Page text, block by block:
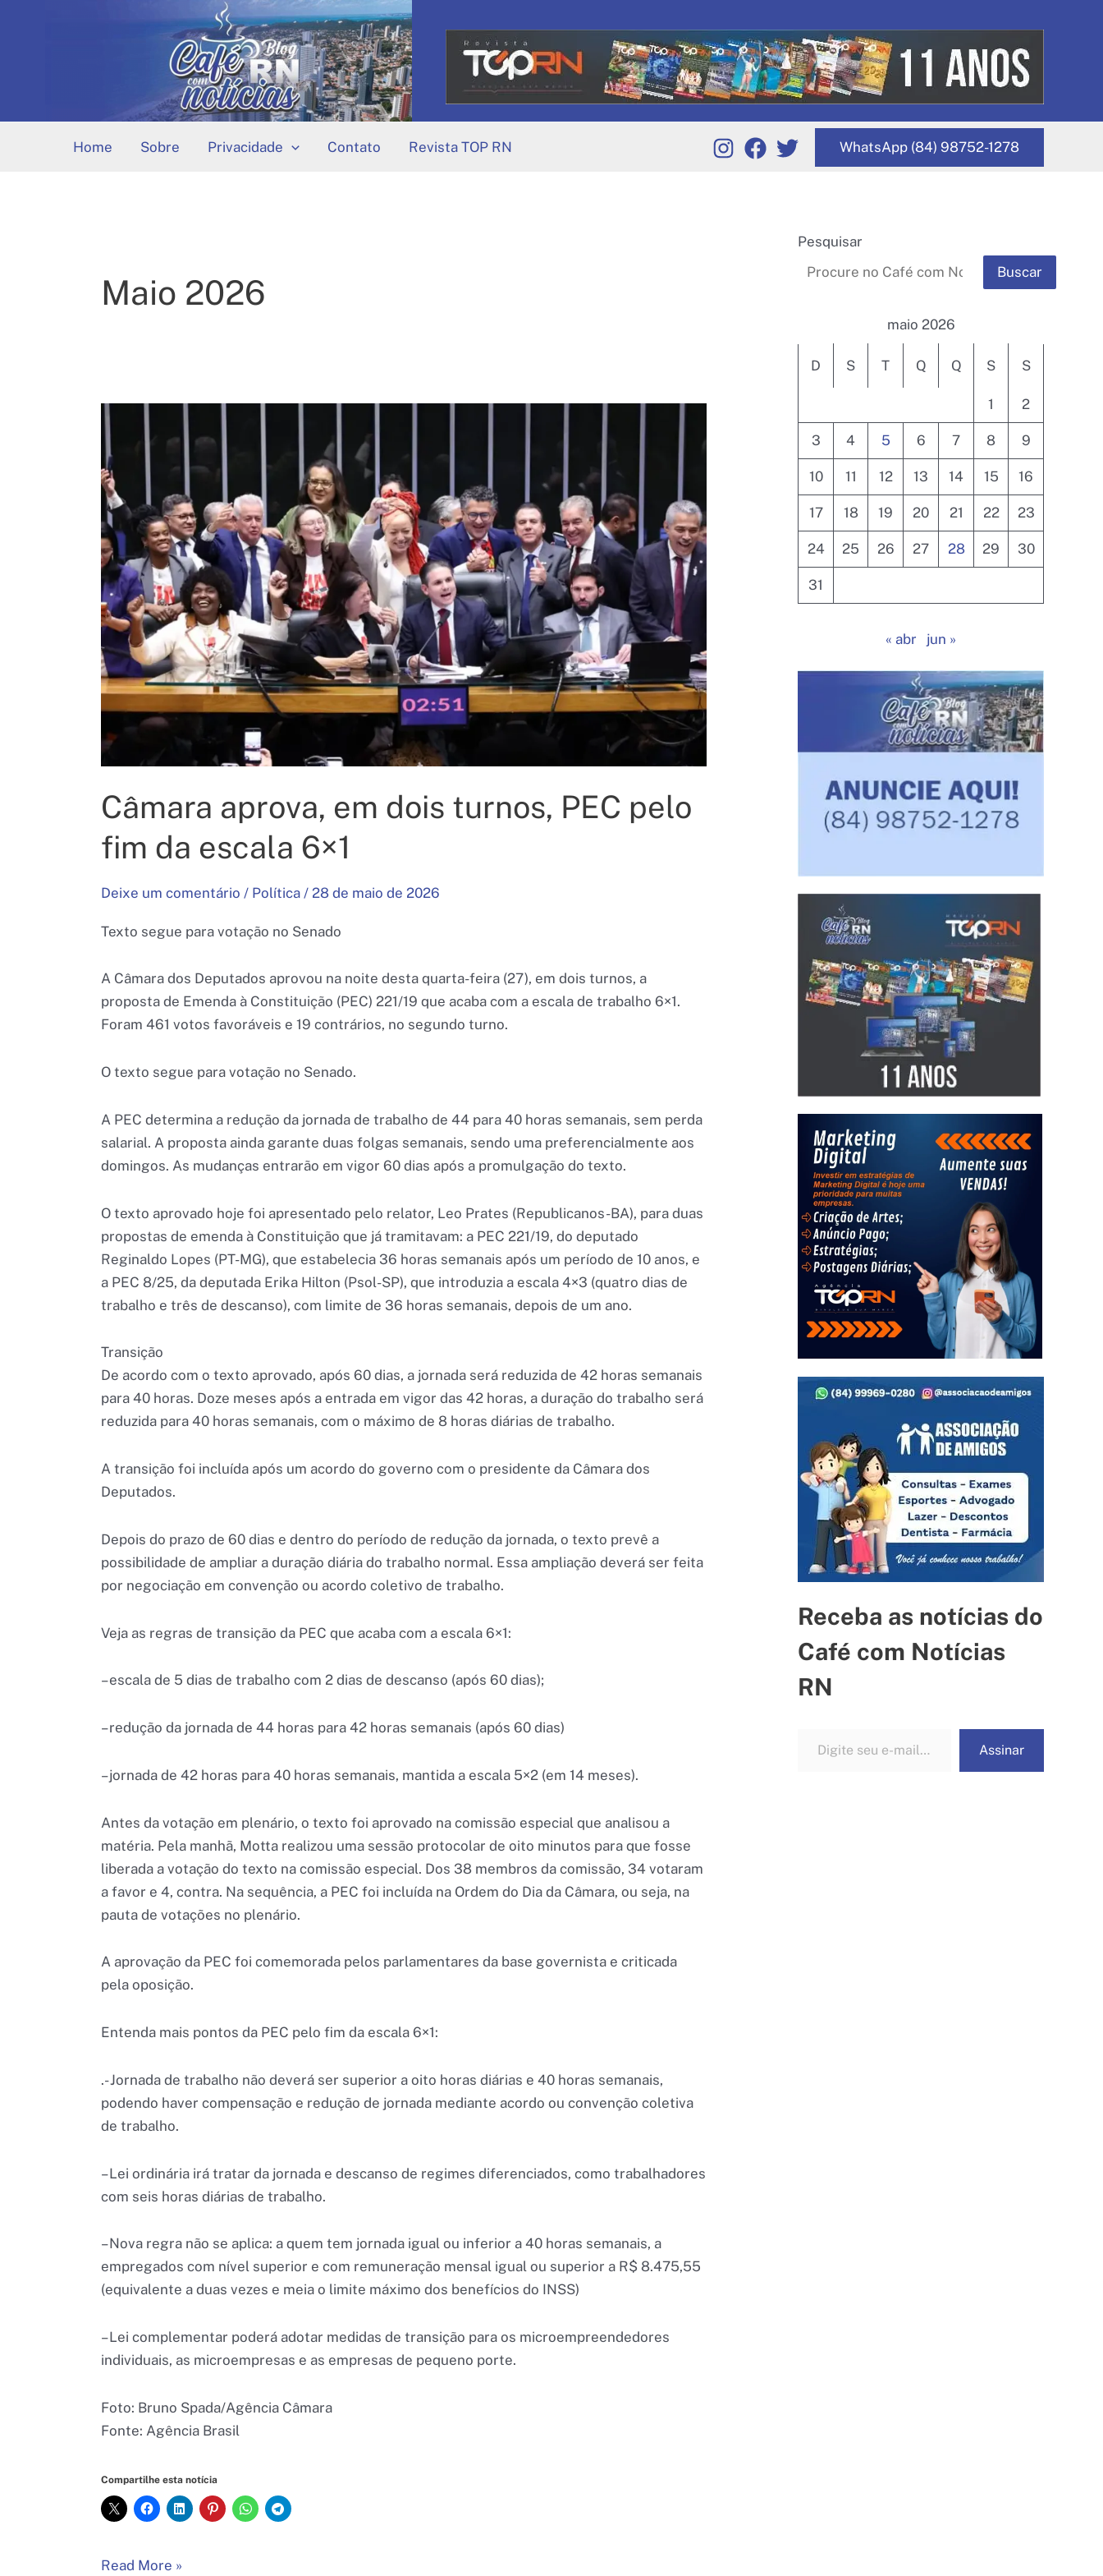
Home Sobre Privacidade Contato Revista TOP RN WhatsApp (84) 98752-1278
Maio 2026
Câmara aprova, em dois turnos, PEC pelo
fim da escala 6×1
Deixe um comentário / Política / 28 de maio de 2026
Texto segue para votação no Senado
A Câmara dos Deputados aprovou na noite desta quarta-feira (27), em dois turnos, a
proposta de Emenda à Constituição (PEC) 221/19 que acaba com a escala de trabalho 6×1.
Foram 461 votos favoráveis e 19 contrários, no segundo turno.
O texto segue para votação no Senado.
A PEC determina a redução da jornada de trabalho de 44 para 40 horas semanais, sem perda
salarial. A proposta ainda garante duas folgas semanais, sendo uma preferencialmente aos
domingos. As mudanças entrarão em vigor 60 dias após a promulgação do texto.
O texto aprovado hoje foi apresentado pelo relator, Leo Prates (Republicanos-BA), para duas
propostas de emenda à Constituição que já tramitavam: a PEC 221/19, do deputado
Reginaldo Lopes (PT-MG), que estabelecia 36 horas semanais após um período de 10 anos, e
a PEC 8/25, da deputada Erika Hilton (Psol-SP), que introduzia a escala 4×3 (quatro dias de
trabalho e três de descanso), com limite de 36 horas semanais, depois de um ano.
Transição
De acordo com o texto aprovado, após 60 dias, a jornada será reduzida de 42 horas semanais
para 40 horas. Doze meses após a entrada em vigor das 42 horas, a duração do trabalho será
reduzida para 40 horas semanais, com o máximo de 8 horas diárias de trabalho.
A transição foi incluída após um acordo do governo com o presidente da Câmara dos
Deputados.
Depois do prazo de 60 dias e dentro do período de redução da jornada, o texto prevê a
possibilidade de ampliar a duração diária do trabalho normal. Essa ampliação deverá ser feita
por negociação em convenção ou acordo coletivo de trabalho.
Veja as regras de transição da PEC que acaba com a escala 6×1:
– escala de 5 dias de trabalho com 2 dias de descanso (após 60 dias);
– redução da jornada de 44 horas para 42 horas semanais (após 60 dias)
– jornada de 42 horas para 40 horas semanais, mantida a escala 5×2 (em 14 meses).
Antes da votação em plenário, o texto foi aprovado na comissão especial que analisou a
matéria. Pela manhã, Motta realizou uma sessão protocolar de oito minutos para que fosse
liberada a votação do texto na comissão especial. Dos 38 membros da comissão, 34 votaram
a favor e 4, contra. Na sequência, a PEC foi incluída na Ordem do Dia da Câmara, ou seja, na
pauta de votações no plenário.
A aprovação da PEC foi comemorada pelos parlamentares da base governista e criticada
pela oposição.
Entenda mais pontos da PEC pelo fim da escala 6×1:
.- Jornada de trabalho não deverá ser superior a oito horas diárias e 40 horas semanais,
podendo haver compensação e redução de jornada mediante acordo ou convenção coletiva
de trabalho.
– Lei ordinária irá tratar da jornada e descanso de regimes diferenciados, como trabalhadores
com seis horas diárias de trabalho.
– Nova regra não se aplica: a quem tem jornada igual ou inferior a 40 horas semanais, a
empregados com nível superior e com remuneração mensal igual ou superior a R$ 8.475,55
(equivalente a duas vezes e meia o limite máximo dos benefícios do INSS)
– Lei complementar poderá adotar medidas de transição para os microempreendedores
individuais, as microempresas e as empresas de pequeno porte.
Foto: Bruno Spada/Agência Câmara
Fonte: Agência Brasil
Compartilhe esta notícia
Câmara
Read More »
Pesquisar
Buscar
maio 2026
D S T Q Q S S
1 2
3 4 5 6 7 8 9
10 11 12 13 14 15 16
17 18 19 20 21 22 23
24 25 26 27 28 29 30
31
« abr jun »
Receba as notícias do
Café com Notícias
RN
Assinar